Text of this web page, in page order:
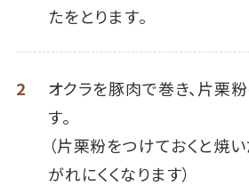
たをとります。
2
オクラを豚肉で巻き、片栗
す。
（片栗粉をつけておくと焼
がれにくくなります）